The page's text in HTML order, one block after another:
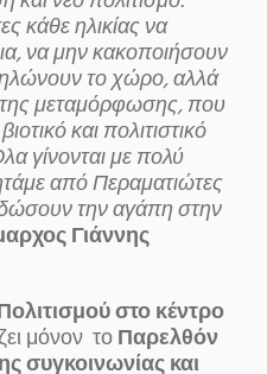
κάθε ηλικίας να
να μην κακοποιήσουν
το χώρο, αλλά
της μεταμόρφωσης, που
και πολιτιστικό
γίνονται με πολύ
από Περαματιώτες
την αγάπη στην
Γιάννης
στο κέντρο
μόνον τοΠαρελθόν
συγκοινωνίας και